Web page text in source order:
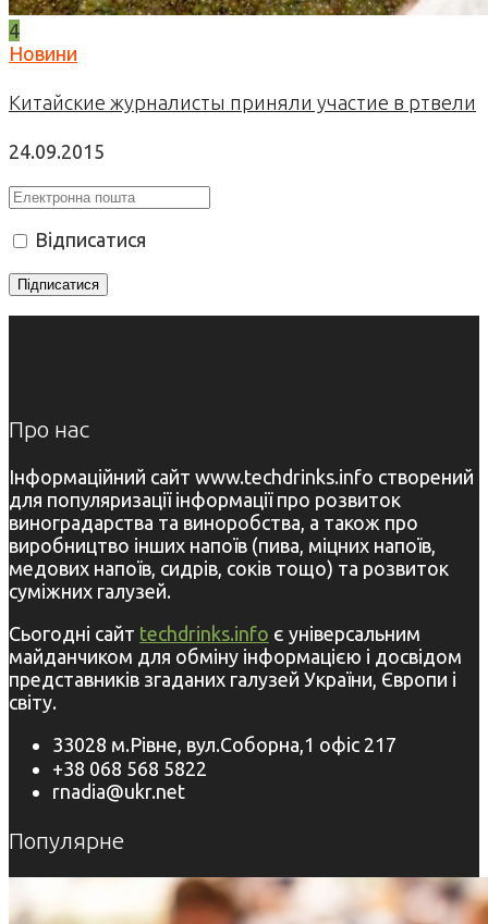
4
Новини
Китайские журналисты приняли участие в ртвели
24.09.2015
Відписатися
Про нас
Інформаційний сайт www.techdrinks.info створений
для популяризації інформації про розвиток
виноградарства та виноробства, а також про
виробництво інших напоїв (пива, міцних напоїв,
медових напоїв, сидрів, соків тощо) та розвиток
суміжних галузей.
Сьогодні сайт techdrinks.info є універсальним
майданчиком для обміну інформацією і досвідом
представників згаданих галузей України, Європи і
світу.
33028 м.Рівне, вул.Соборна,1 офіс 217
+38 068 568 5822
rnadia@ukr.net
Популярне